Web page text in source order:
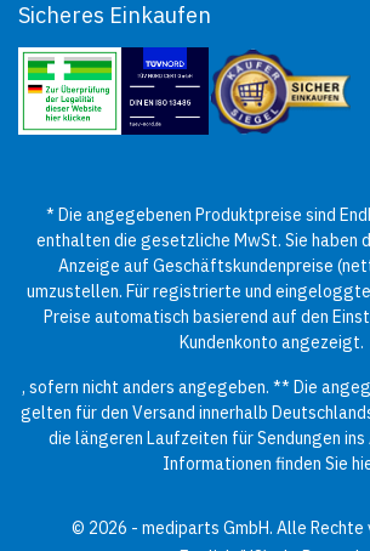
Sicheres Einkaufen
* Die angegebenen Produktpreise sind
enthalten die gesetzliche MwSt. Sie haben
Anzeige auf Geschäftskundenpreise
umzustellen. Für registrierte und
Preise automatisch basierend auf den
Kundenkonto angezeigt.
, sofern nicht anders angegeben. ** Die
gelten für den Versand innerhalb
die längeren Laufzeiten für Sendungen
Informationen finden Sie
© 2026 - mediparts GmbH. Alle Rechte